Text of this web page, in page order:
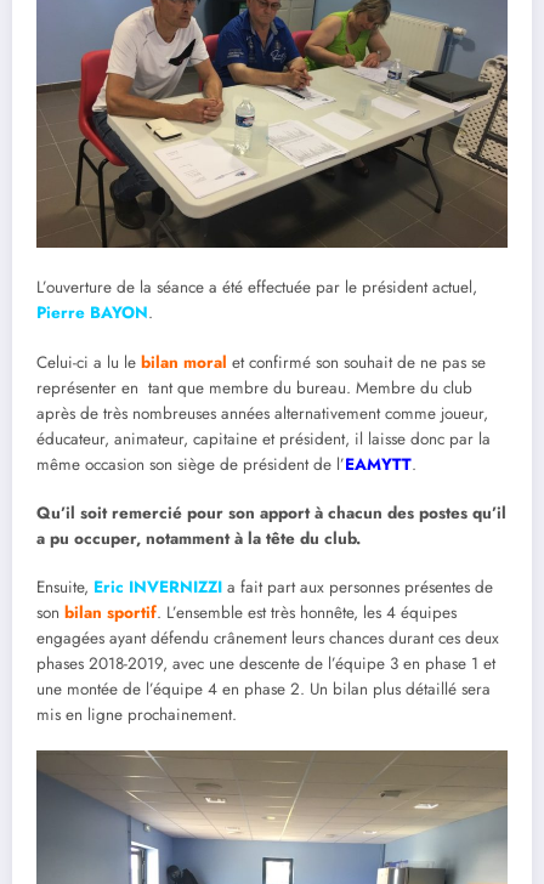
L’ouverture de la séance a été effectuée par le président actuel,
Pierre BAYON.
Celui-ci a lu le bilan moral et confirmé son souhait de ne pas se
représenter en tant que membre du bureau. Membre du club
après de très nombreuses années alternativement comme joueur,
éducateur, animateur, capitaine et président, il laisse donc par la
même occasion son siège de président de l’EAMYTT.
Qu’il soit remercié pour son apport à chacun des postes qu’il
a pu occuper, notamment à la tête du club.
Ensuite, Eric INVERNIZZI a fait part aux personnes présentes de
son bilan sportif. L’ensemble est très honnête, les 4 équipes
engagées ayant défendu crânement leurs chances durant ces deux
phases 2018-2019, avec une descente de l’équipe 3 en phase 1 et
une montée de l’équipe 4 en phase 2. Un bilan plus détaillé sera
mis en ligne prochainement.